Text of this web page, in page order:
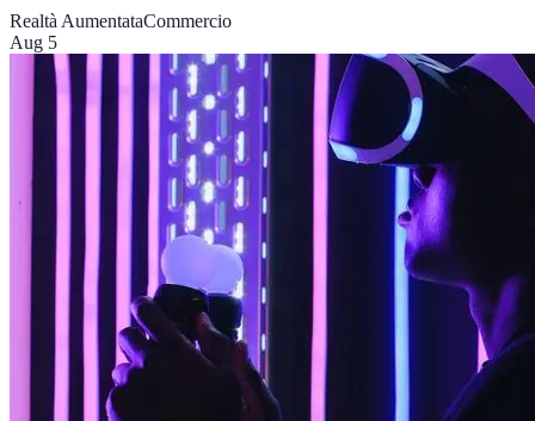
Realtà AumentataCommercio
Aug 5